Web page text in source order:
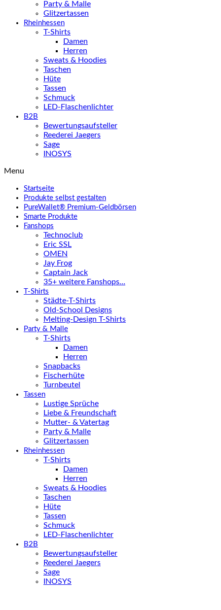
Party & Malle
Glitzertassen
Rheinhessen
T-Shirts
Damen
Herren
Sweats & Hoodies
Taschen
Hüte
Tassen
Schmuck
LED-Flaschenlichter
B2B
Bewertungsaufsteller
Reederei Jaegers
Sage
INOSYS
Menu
Startseite
Produkte selbst gestalten
PureWallet® Premium-Geldbörsen
Smarte Produkte
Fanshops
Technoclub
Eric SSL
OMEN
Jay Frog
Captain Jack
35+ weitere Fanshops…
T-Shirts
Städte-T-Shirts
Old-School Designs
Melting-Design T-Shirts
Party & Malle
T-Shirts
Damen
Herren
Snapbacks
Fischerhüte
Turnbeutel
Tassen
Lustige Sprüche
Liebe & Freundschaft
Mutter- & Vatertag
Party & Malle
Glitzertassen
Rheinhessen
T-Shirts
Damen
Herren
Sweats & Hoodies
Taschen
Hüte
Tassen
Schmuck
LED-Flaschenlichter
B2B
Bewertungsaufsteller
Reederei Jaegers
Sage
INOSYS